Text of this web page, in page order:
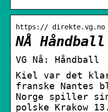
https:// direkte.vg.no
NÅ
VG Nå: Håndball
Kiel var det
franske Nantes
Norge spiller
polske Krakow